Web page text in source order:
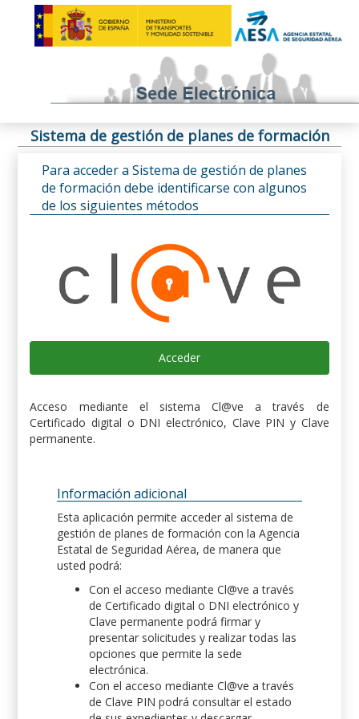
Sistema de gestión de planes de formación
Para acceder a Sistema de gestión de planes
de formación debe identificarse con algunos
de los siguientes métodos
Acceder
Acceso mediante el sistema Cl@ve a través de
Certificado digital o DNI electrónico, Clave PIN y Clave
permanente.
Información adicional
Esta aplicación permite acceder al sistema de
gestión de planes de formación con la Agencia
Estatal de Seguridad Aérea, de manera que
usted podrá:
Con el acceso mediante Cl@ve a través
de Certificado digital o DNI electrónico y
Clave permanente podrá firmar y
presentar solicitudes y realizar todas las
opciones que permite la sede
electrónica.
Con el acceso mediante Cl@ve a través
de Clave PIN podrá consultar el estado